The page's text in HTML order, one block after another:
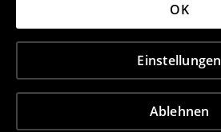
Ablehnen
Einstellungen
OK